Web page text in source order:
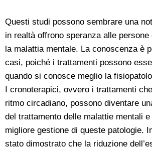
Questi studi possono sembrare una
in realtà offrono speranza alle
la malattia mentale. La conoscenza è
casi, poiché i trattamenti possono
quando si conosce meglio la
I cronoterapici, ovvero i trattamenti
ritmo circadiano, possono diventare
del trattamento delle malattie mentali
migliore gestione di queste patologie.
stato dimostrato che la riduzione